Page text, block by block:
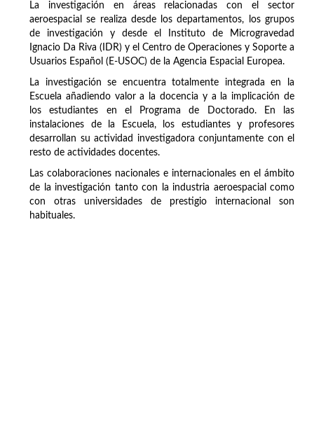
La investigación en áreas relacionadas con el sector
aeroespacial se realiza desde los departamentos, los grupos
de investigación y desde el Instituto de Microgravedad
Ignacio Da Riva (IDR) y el Centro de Operaciones y Soporte a
Usuarios Español (E-USOC) de la Agencia Espacial Europea.
La investigación se encuentra totalmente integrada en la
Escuela añadiendo valor a la docencia y a la implicación de
los estudiantes en el Programa de Doctorado. En las
instalaciones de la Escuela, los estudiantes y profesores
desarrollan su actividad investigadora conjuntamente con el
resto de actividades docentes.
Las colaboraciones nacionales e internacionales en el ámbito
de la investigación tanto con la industria aeroespacial como
con otras universidades de prestigio internacional son
habituales.